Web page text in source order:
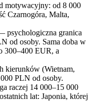
od 8 000
Czarnogóra, Malta,
psychologiczna granica
od osoby. Sama doba w
300–400 EUR, a
kierunków (Wietnam,
PLN od osoby.
raczej 14 000–15 000
lat: Japonia, której